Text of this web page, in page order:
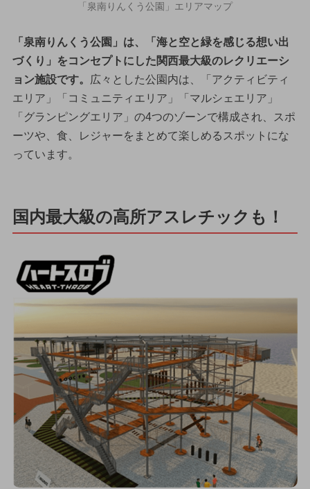
「泉南りんくう公園」エリアマップ
「泉南りんくう公園」は、「海と空と緑を感じる想い出
づくり」をコンセプトにした関西最大級のレクリエーシ
ョン施設です。
広々とした公園内は、「アクティビティ
エリア」「コミュニティエリア」「マルシェエリア」
「グランピングエリア」の4つのゾーンで構成され、スポ
ーツや、食、レジャーをまとめて楽しめるスポットにな
っています。
国内最大級の高所アスレチックも！